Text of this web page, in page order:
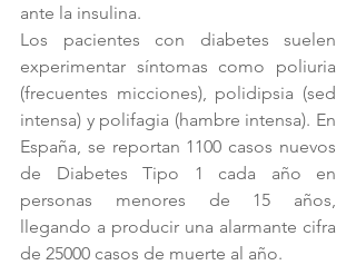
ante la insulina.
Los pacientes con diabetes suelen
experimentar síntomas como poliuria
(frecuentes micciones), polidipsia (sed
intensa) y polifagia (hambre intensa). En
España, se reportan 1100 casos nuevos
de Diabetes Tipo 1 cada año en
personas menores de 15 años,
llegando a producir una alarmante cifra
de 25000 casos de muerte al año.